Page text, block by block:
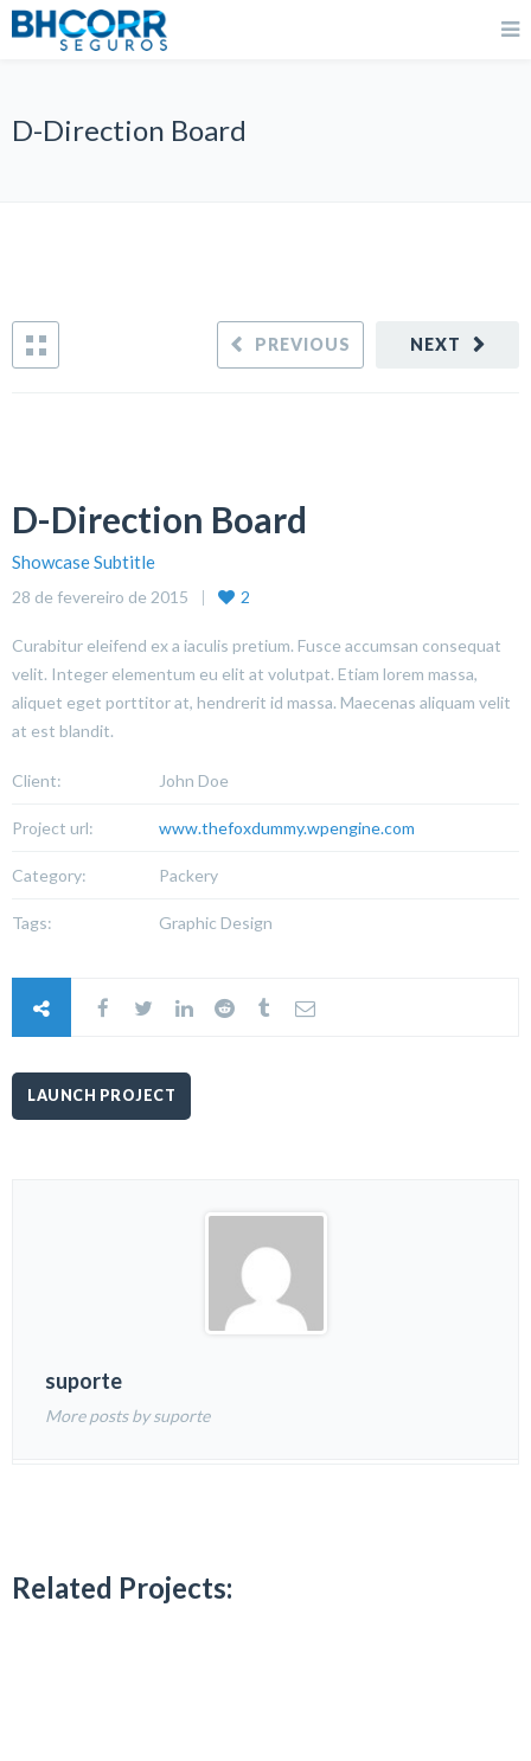
D-Direction Board
NEXT
PREVIOUS
D-Direction Board
Showcase Subtitle
28 de fevereiro de 2015 2
Curabitur eleifend ex a iaculis pretium. Fusce accumsan consequat
velit. Integer elementum eu elit at volutpat. Etiam lorem massa,
aliquet eget porttitor at, hendrerit id massa. Maecenas aliquam velit
at est blandit.
Client: John Doe
Project url: www.thefoxdummy.wpengine.com
Category: Packery
Tags: Graphic Design
LAUNCH PROJECT
suporte
More posts by suporte
Related Projects: